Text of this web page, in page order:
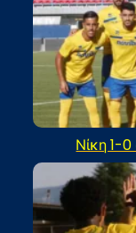
Νίκη 1-0